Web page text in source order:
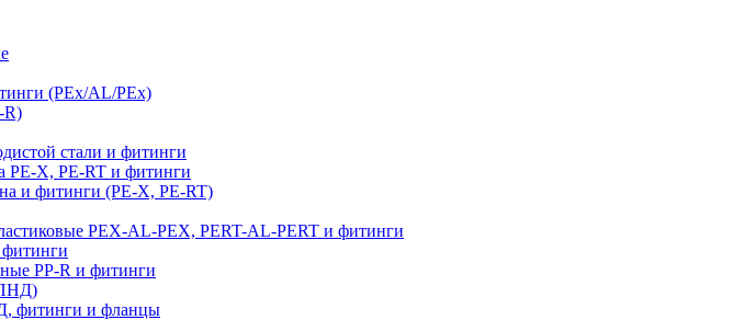
(PEx/AL/PEx)
R)
стали и фитинги
PE-X, PE-RT и фитинги
и фитинги (PE-X, PE-RT)
PEX-AL-PEX, PERT-AL-PERT и фитинги
PP-R и фитинги
фитинги и фланцы